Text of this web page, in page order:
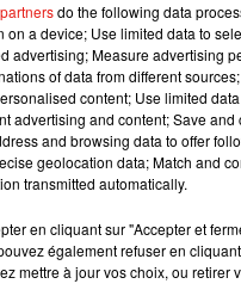
do the following data
on a device; Use limited data to
advertising; Measure advertising
of data from different
content; Use limited
advertising and content; Save
and browsing data to offer
geolocation data; Match and
transmitted automatically.
en cliquant sur "Accepter et
également refuser en
mettre à jour vos choix, ou